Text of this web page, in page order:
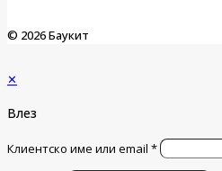
© 2026 Баукит
✕
Влез
Клиентско име или email *